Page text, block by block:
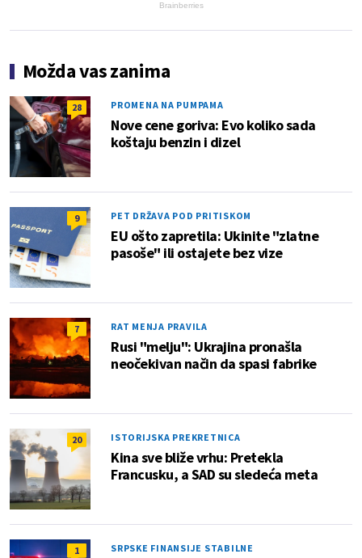
Brainberries
Možda vas zanima
28 PROMENA NA PUMPAMA
Nove cene goriva: Evo koliko sada
koštaju benzin i dizel
9 PET DRŽAVA POD PRITISKOM
EU ošto zapretila: Ukinite "zlatne
pasoše" ili ostajete bez vize
7 RAT MENJA PRAVILA
Rusi "melju": Ukrajina pronašla
neočekivan način da spasi fabrike
20 ISTORIJSKA PREKRETNICA
Kina sve bliže vrhu: Pretekla
Francusku, a SAD su sledeća meta
1 SRPSKE FINANSIJE STABILNE